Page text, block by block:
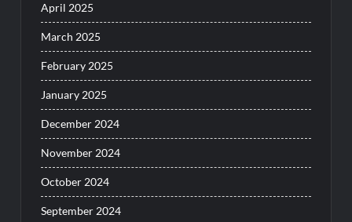
April 2025
March 2025
February 2025
January 2025
December 2024
November 2024
October 2024
September 2024